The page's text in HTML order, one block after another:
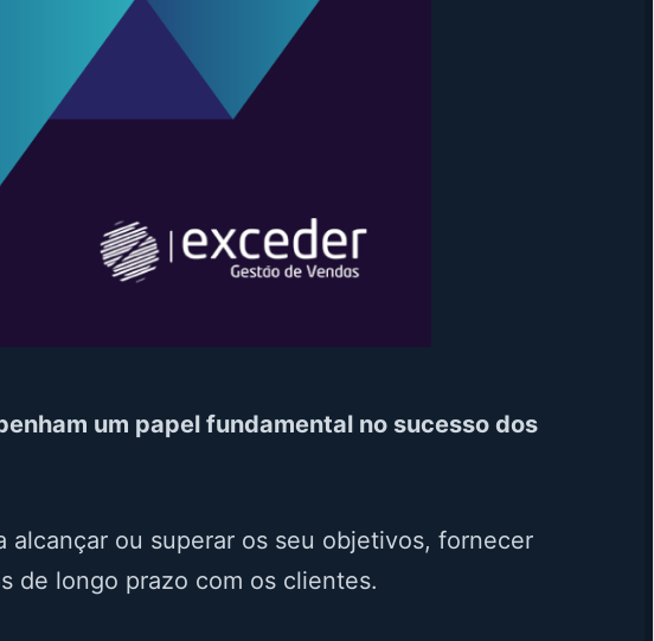
um papel fundamental no sucesso dos
alcançar ou superar os seu objetivos, fornecer
de longo prazo com os clientes.